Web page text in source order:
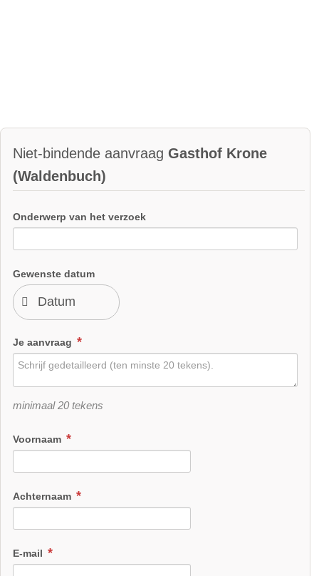
Niet-bindende aanvraag Gasthof Krone
(Waldenbuch)
Onderwerp van het verzoek
Gewenste datum
Je aanvraag
minimaal 20 tekens
Voornaam
Achternaam
E-mail